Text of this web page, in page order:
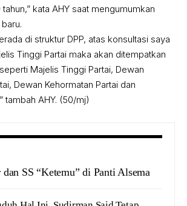
kata AHY saat mengumumkan
di struktur DPP, atas konsultasi saya
Tinggi Partai maka akan ditempatkan
Majelis Tinggi Partai, Dewan
Dewan Kehormatan Partai dan
tambah AHY. (50/mj)
SS “Ketemu” di Panti Alsema